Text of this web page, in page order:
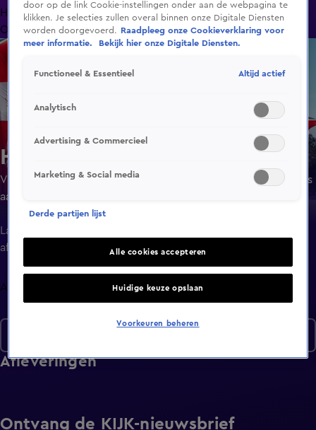
HomeUitzending Gemist Programma's De Bondgenoten
OranjezomerLivestreamsShop
House Rules Australië
Vijf voor elkaar onbekende koppels verbouwen elkaars huis
aan de hand van slechts vijf huisregels.
Laatste
aflevering
Afleveringen
Afleveringen
Ontvang de KIJK-nieuwsbrief
door op de link Cookie-instellingen onder aan de webpagina te
klikken. Je selecties zullen overal binnen onze Digitale Diensten
worden doorgevoerd.
Raadpleeg onze Cookieverklaring voor
meer informatie.
Bekijk hier onze Digitale Diensten.
Functioneel & Essentieel Altijd actief
Analytisch
Advertising & Commercieel
Marketing & Social media
Derde partijen lijst
Alle cookies accepteren
Huidige keuze opslaan
Voorkeuren beheren